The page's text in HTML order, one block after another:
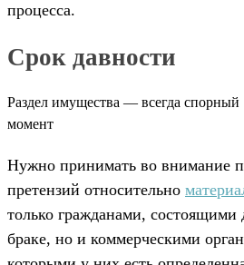
процесса.
Срок давности
Раздел имущества — всегда спорный
момент
Нужно принимать во внимание
претензий относительно
только гражданами, состоящими
браке, но и коммерческими